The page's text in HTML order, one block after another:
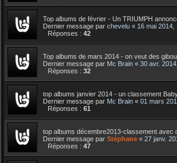
Top albums de février - Un TRIUMPH
Dernier message par chevelu « 16 mai 2014,
Réponses : 42
Top albums de mars 2014 - on veut des
Dernier message par Mc Brain « 30 avr.
Réponses : 32
top albums janvier 2014 - un classement
Dernier message par Mc Brain « 01 mars
Réponses : 61
top albums décembre2013-classement avec
Dernier message par Stéphane « 27 janv.
Réponses : 47